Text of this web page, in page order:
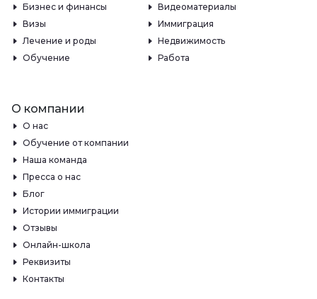
Бизнес и финансы
Видеоматериалы
Визы
Иммиграция
Лечение и роды
Недвижимость
Обучение
Работа
О компании
О нас
Обучение от компании
Наша команда
Пресса о нас
Блог
Истории иммиграции
Отзывы
Онлайн-школа
Реквизиты
Контакты